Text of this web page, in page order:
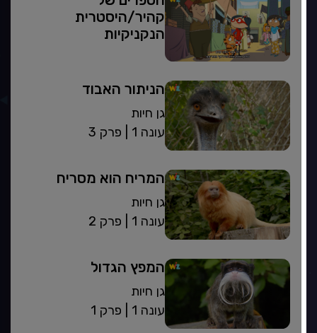
קהיר/היסטרית
הנקניקיות
הניתור האבוד
גן חיות
פרק 3
| עונה 1
המריח הוא מסריח
גן חיות
פרק 2
| עונה 1
המפץ הגדול
גן חיות
פרק 1
| עונה 1